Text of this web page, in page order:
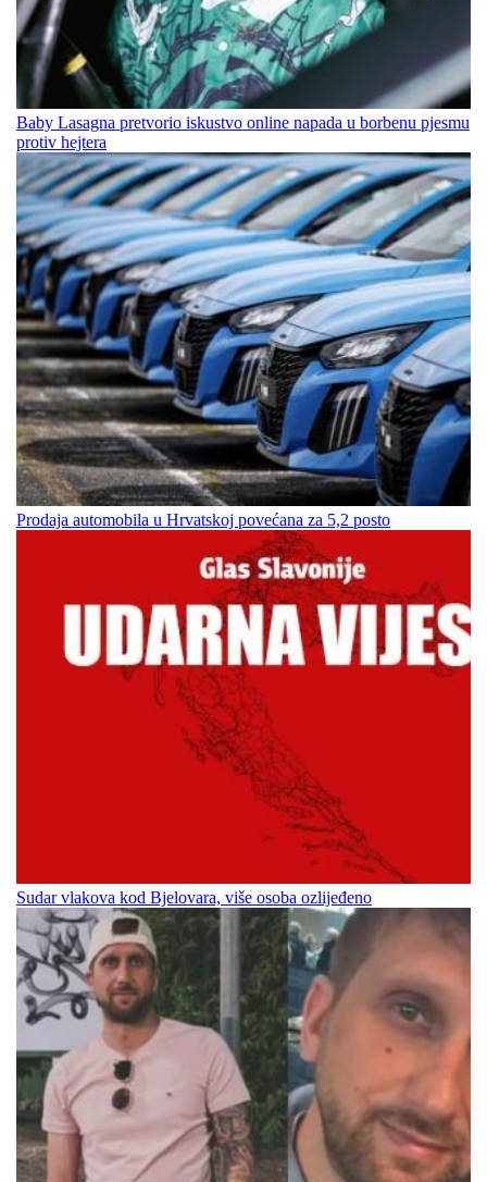
Baby Lasagna pretvorio iskustvo online napada u borbenu pjesmu
protiv hejtera
Prodaja automobila u Hrvatskoj povećana za 5,2 posto
Sudar vlakova kod Bjelovara, više osoba ozlijeđeno